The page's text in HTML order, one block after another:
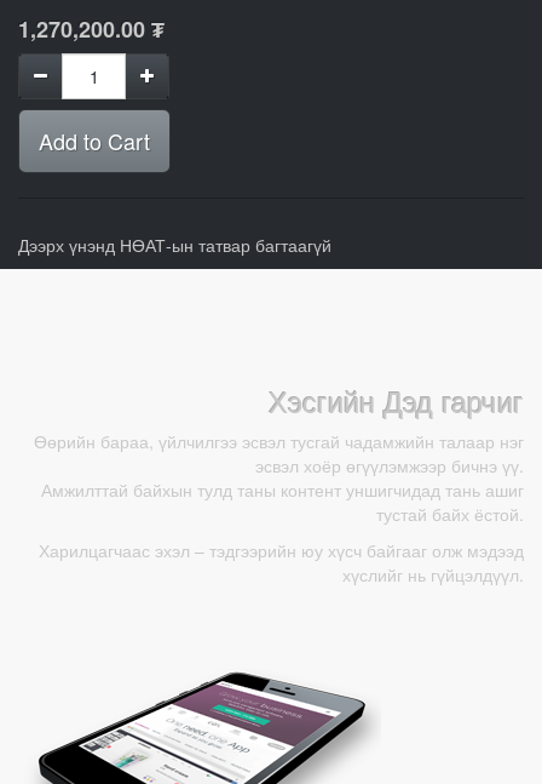
1,270,200.00₮
Add to Cart
Дээрх үнэнд НӨАТ-ын татвар багтаагүй
Хэсгийн Дэд гарчиг
Өөрийн бараа, үйлчилгээ эсвэл тусгай чадамжийн талаар нэг
эсвэл хоёр өгүүлэмжээр бичнэ үү.
Амжилттай байхын тулд таны контент уншигчидад тань ашиг
тустай байх ёстой.
Харилцагчаас эхэл – тэдгээрийн юу хүсч байгааг олж мэдээд
хүслийг нь гүйцэлдүүл.